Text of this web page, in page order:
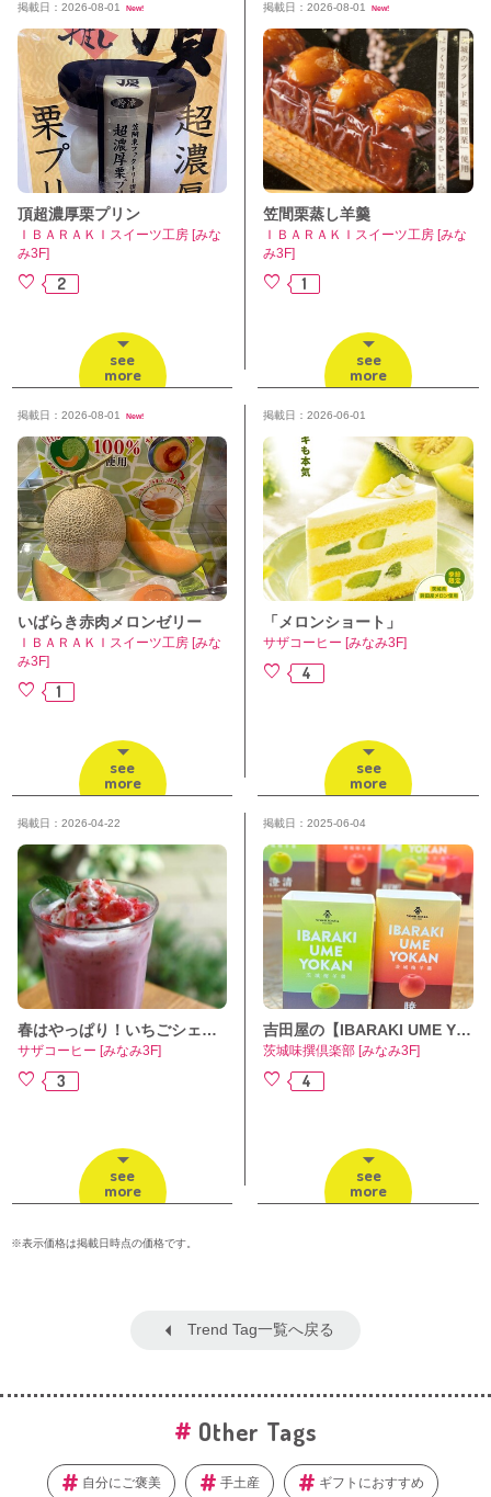
掲載日：2026-08-01 New!
頂超濃厚栗プリン
ＩＢＡＲＡＫＩスイーツ工房 [みな
み3F]
2
see
more
掲載日：2026-08-01 New!
笠間栗蒸し羊羹
ＩＢＡＲＡＫＩスイーツ工房 [みな
み3F]
1
see
more
掲載日：2026-08-01 New!
いばらき赤肉メロンゼリー
ＩＢＡＲＡＫＩスイーツ工房 [みな
み3F]
1
see
more
掲載日：2026-06-01
「メロンショート」
サザコーヒー [みなみ3F]
4
see
more
掲載日：2026-04-22
春はやっぱり！いちごシェイク
サザコーヒー [みなみ3F]
3
see
more
掲載日：2025-06-04
吉田屋の【IBARAKI UME YOKAN】
茨城味撰倶楽部 [みなみ3F]
4
see
more
※表示価格は掲載日時点の価格です。
Trend Tag一覧へ戻る
Other Tags
自分にご褒美 手土産 ギフトにおすすめ